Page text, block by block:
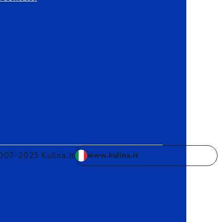
Kulina.it www.kulina.it